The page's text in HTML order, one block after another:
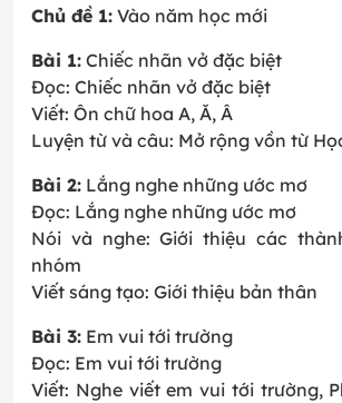
Chủ đề 1: Vào năm học mới
Bài 1: Chiếc nhãn vở đặc biệt
Đọc: Chiếc nhãn vở đặc biệt
Viết: Ôn chữ hoa A, Ă, Â
Luyện từ và câu: Mở rộng vồn từ
Bài 2: Lắng nghe những ước mơ
Đọc: Lắng nghe những ước mơ
Nói và nghe: Giới thiệu các
nhóm
Viết sáng tạo: Giới thiệu bản thân
Bài 3: Em vui tới trường
Đọc: Em vui tới trường
Viết: Nghe viết em vui tới trường,